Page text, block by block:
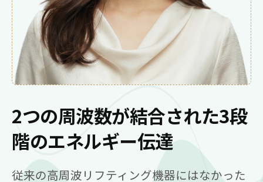
2つの周波数が結合された3段
階のエネルギー伝達
従来の高周波リフティング機器にはなかった